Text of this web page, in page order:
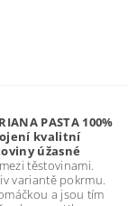
PASTA 100%
kvalitní
úžasné
těstovinami.
variantě pokrmu.
a jsou tím